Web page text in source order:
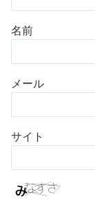
名前
メール
サイト